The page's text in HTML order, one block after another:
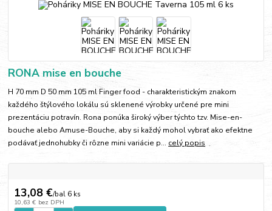
RONA mise en bouche
H 70 mm D 50 mm 105 ml Finger food - charakteristickým znakom
každého štýlového lokálu sú sklenené výrobky určené pre mini
prezentáciu potravín. Rona ponúka široký výber týchto tzv. Mise-en-
bouche alebo Amuse-Bouche, aby si každý mohol vybrať ako efektne
podávať jednohubky či rôzne mini variácie p... celý popis
13,08 €/bal 6 ks
10,63 € bez DPH